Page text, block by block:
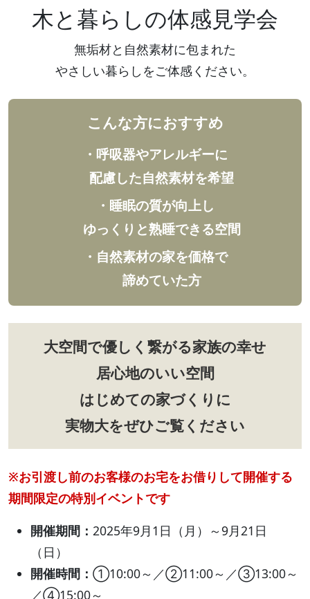
木と暮らしの体感見学会
無垢材と自然素材に包まれた
やさしい暮らしをご体感ください。
こんな方におすすめ
・呼吸器やアレルギーに
配慮した自然素材を希望
・睡眠の質が向上し
ゆっくりと熟睡できる空間
・自然素材の家を価格で
諦めていた方
大空間で優しく繋がる家族の幸せ
居心地のいい空間
はじめての家づくりに
実物大をぜひご覧ください
※お引渡し前のお客様のお宅をお借りして開催する
期間限定の特別イベントです
開催期間： 2025年9月1日（月）～9月21日
（日）
開催時間： ①10:00～／②11:00～／③13:00～
／④15:00～